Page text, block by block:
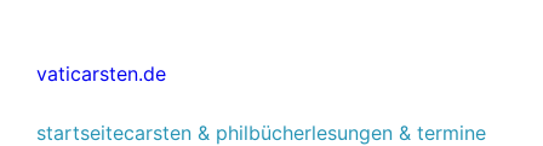
springen
vaticarsten.de
startseitecarsten & philbücherlesungen & termine